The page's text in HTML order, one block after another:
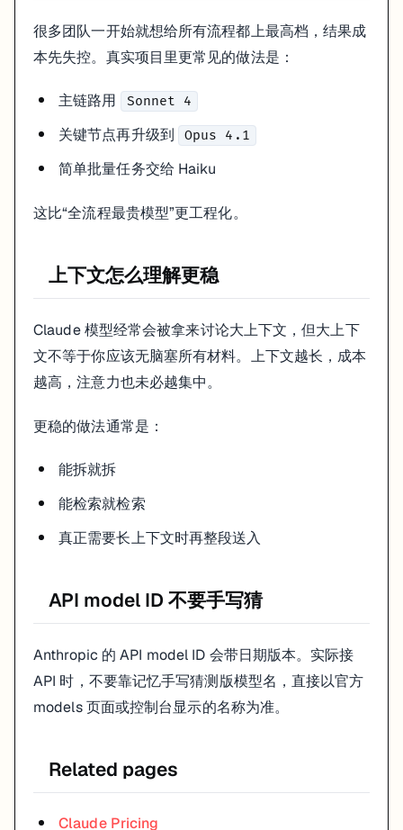
很多团队一开始就想给所有流程都上最高档，结果成
本先失控。真实项目里更常见的做法是：
主链路用 Sonnet 4
关键节点再升级到 Opus 4.1
简单批量任务交给 Haiku
这比“全流程最贵模型”更工程化。
上下文怎么理解更稳
Claude 模型经常会被拿来讨论大上下文，但大上下
文不等于你应该无脑塞所有材料。上下文越长，成本
越高，注意力也未必越集中。
更稳的做法通常是：
能拆就拆
能检索就检索
真正需要长上下文时再整段送入
API model ID 不要手写猜
Anthropic 的 API model ID 会带日期版本。实际接
API 时，不要靠记忆手写猜测版模型名，直接以官方
models 页面或控制台显示的名称为准。
Related pages
Claude Pricing